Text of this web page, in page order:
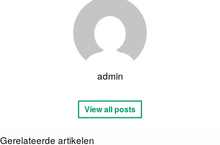
admin
View all posts
Gerelateerde artikelen